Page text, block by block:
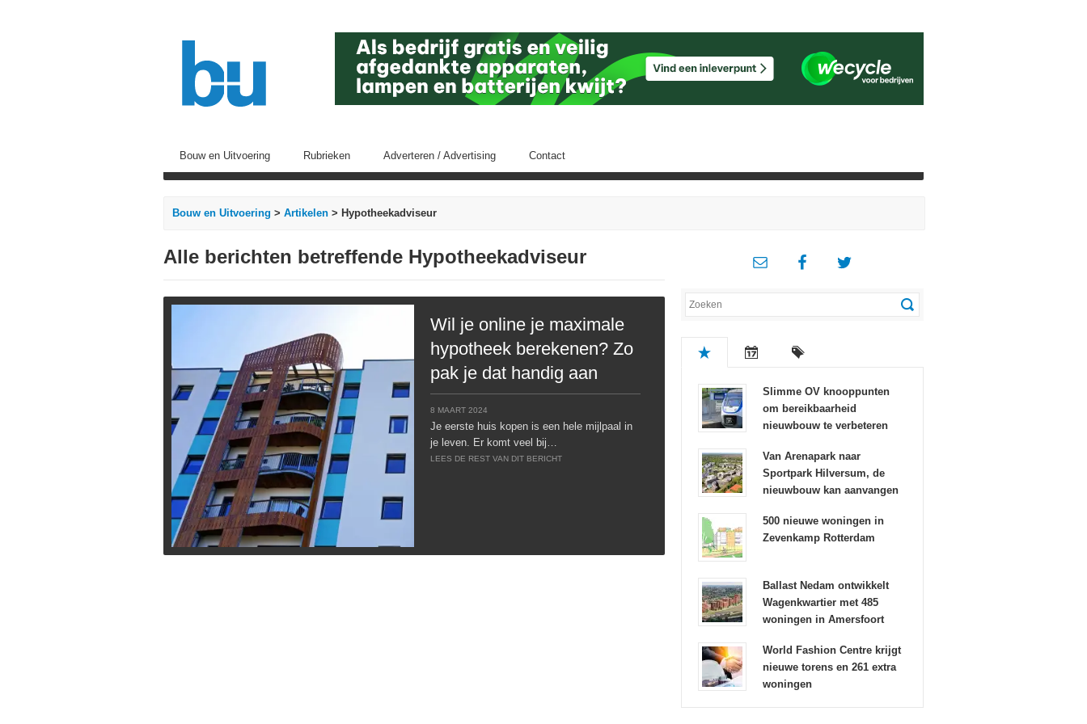
Bouw en Uitvoering Rubrieken Adverteren / Advertising Contact
Bouw en Uitvoering > Artikelen > Hypotheekadviseur
Alle berichten betreffende Hypotheekadviseur
Wil je online je maximale
hypotheek berekenen? Zo
pak je dat handig aan
8 MAART 2024
Je eerste huis kopen is een hele mijlpaal in
je leven. Er komt veel bij…
LEES DE REST VAN DIT BERICHT
Slimme OV knooppunten
om bereikbaarheid
nieuwbouw te verbeteren
Van Arenapark naar
Sportpark Hilversum, de
nieuwbouw kan aanvangen
500 nieuwe woningen in
Zevenkamp Rotterdam
Ballast Nedam ontwikkelt
Wagenkwartier met 485
woningen in Amersfoort
World Fashion Centre krijgt
nieuwe torens en 261 extra
woningen